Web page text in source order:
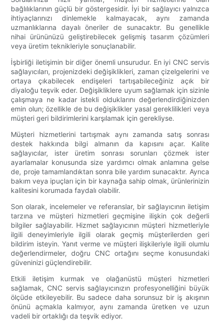
bağlılıklarının güçlü bir göstergesidir. İyi bir sağlayıcı yalnızca
ihtiyaçlarınızı dinlemekle kalmayacak, aynı zamanda
uzmanlıklarına dayalı öneriler de sunacaktır. Bu genellikle
nihai ürününüzü geliştirebilecek gelişmiş tasarım çözümleri
veya üretim teknikleriyle sonuçlanabilir.
İşbirliği iletişimin bir diğer önemli unsurudur. En iyi CNC servis
sağlayıcıları, projenizdeki değişiklikleri, zaman çizelgelerini ve
ortaya çıkabilecek endişeleri tartışabileceğiniz açık bir
diyaloğu teşvik eder. Değişikliklere uyum sağlamak için sizinle
çalışmaya ne kadar istekli olduklarını değerlendirdiğinizden
emin olun; özellikle de bu değişiklikler yasal gereklilikleri veya
müşteri geri bildirimlerini karşılamak için gerekliyse.
Müşteri hizmetlerini tartışmak aynı zamanda satış sonrası
destek hakkında bilgi almanın da kapısını açar. Kalite
sağlayıcılar, ister üretim sonrası sorunları çözmek ister
ayarlamalar konusunda size yardımcı olmak anlamına gelse
de, proje tamamlandıktan sonra bile yardım sunacaktır. Ayrıca
bakım veya ipuçları için bir kaynağa sahip olmak, ürünlerinizin
kalitesini korumada faydalı olabilir.
Son olarak, incelemeler ve referanslar, bir sağlayıcının iletişim
tarzına ve müşteri hizmetleri geçmişine ilişkin çok değerli
bilgiler sağlayabilir. Hizmet sağlayıcının müşteri hizmetleriyle
ilgili deneyimleriyle ilgili olarak geçmiş müşterilerden geri
bildirim isteyin. Yanıt verme ve müşteri ilişkileriyle ilgili olumlu
değerlendirmeler, doğru CNC ortağını seçme konusundaki
güveninizi güçlendirebilir.
Etkili iletişim kurmak ve olağanüstü müşteri hizmetleri
sağlamak, CNC servis sağlayıcınızın profesyonelliğini büyük
ölçüde etkileyebilir. Bu sadece daha sorunsuz bir iş akışının
önünü açmakla kalmıyor, aynı zamanda üretken ve uzun
vadeli bir ortaklığı da teşvik ediyor.